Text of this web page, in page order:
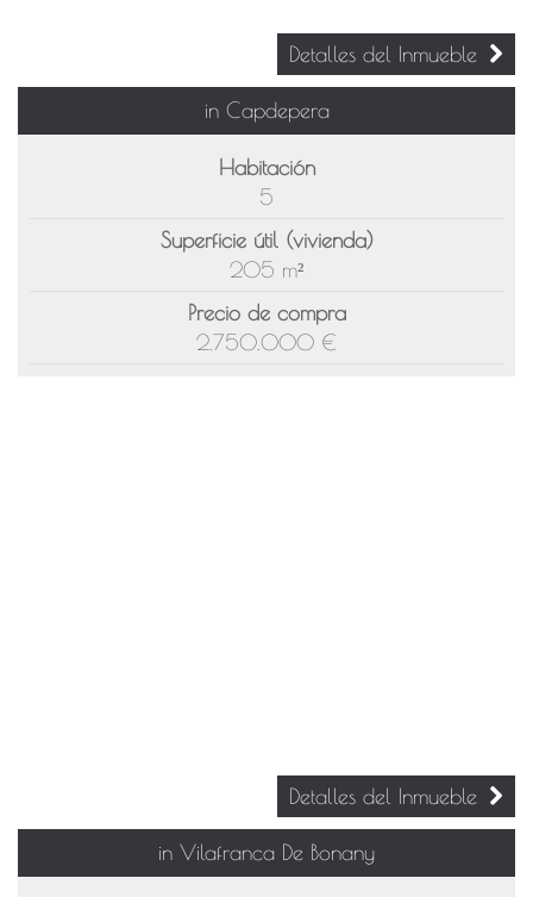
Detalles del Inmueble
in Capdepera
Habitación
5
Superficie útil (vivienda)
205 m²
Precio de compra
2.750.000 €
Detalles del Inmueble
in Vilafranca De Bonany